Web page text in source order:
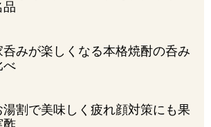
品
呑みが楽しくなる本格焼酎の呑み
べ
湯割で美味しく 疲れ顔対策にも果